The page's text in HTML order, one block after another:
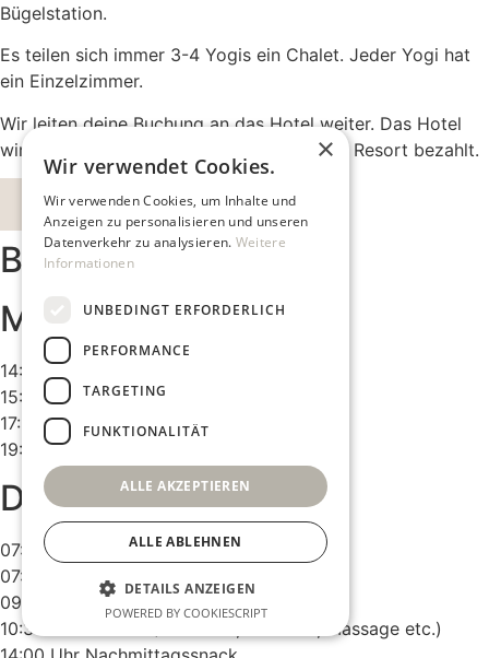
Bügelstation.
Es teilen sich immer 3-4 Yogis ein Chalet. Jeder Yogi hat
ein Einzelzimmer.
Wir leiten deine Buchung an das Hotel weiter. Das Hotel
wird direkt vor Ort im Gradonna Mountain Resort bezahlt.
BOOK NOW
Beispiel Programm
MITTWOCH
14:30 Uhr Check-In
15:00 Uhr Begrüßungsgetränk
17:30 Uhr Welcome Circle
19:00 Uhr 5-Gänge Gourmetmenü
DONNERSTAG
07:00 Uhr Silent Tea-Time
07:30 Uhr Yoga & Meditation
09:30 Uhr Frühstück
10:30 Uhr Freizeit (Skifahren, Wellness, Massage etc.)
×
Wir verwendet Cookies.
Wir verwenden Cookies, um Inhalte und
Anzeigen zu personalisieren und unseren
Datenverkehr zu analysieren. Weitere
Informationen
UNBEDINGT ERFORDERLICH
PERFORMANCE
TARGETING
FUNKTIONALITÄT
ALLE AKZEPTIEREN
ALLE ABLEHNEN
DETAILS ANZEIGEN
POWERED BY COOKIESCRIPT